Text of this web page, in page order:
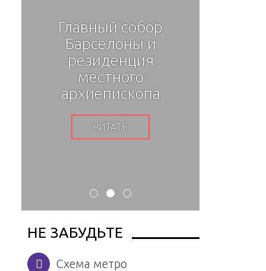
Главный собор
Барселоны и
резиденция
местного
архиепископа
ЧИТАТЬ
НЕ ЗАБУДЬТЕ
Схема метро